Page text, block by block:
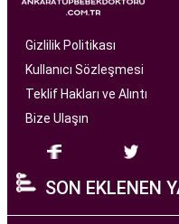
çiftlere profesyonel
hizmet sunan bir
tıbbın son
başarılı tüp bebek
bir ekip tarafından
alan tıp
tedavi planları
Gizlilik Politikası
Kullanıcı Sözleşmesi
Teklif Hakları ve Alıntı
Bize Ulaşın
SON EKLENEN